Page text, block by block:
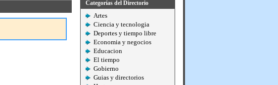
Categorías del Directorio
Artes
Ciencia y tecnologia
Deportes y tiempo libre
Economia y negocios
Educacion
El tiempo
Gobierno
Guias y directorios